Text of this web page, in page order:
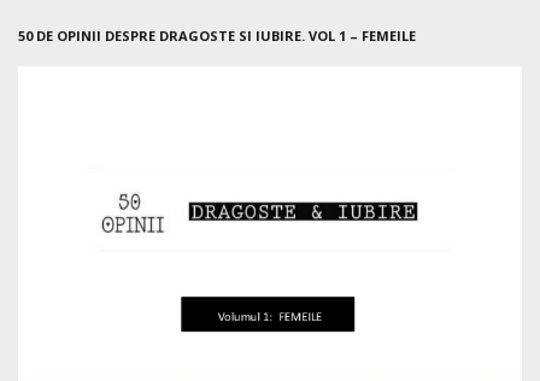
50 DE OPINII DESPRE DRAGOSTE SI IUBIRE. VOL 1 – FEMEILE